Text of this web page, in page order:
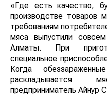
«Где есть качество,
производстве товаров
требованиям
мяса выпустили
Алматы. При
специальное
Когда
раскладывается
предприниматель Айнур